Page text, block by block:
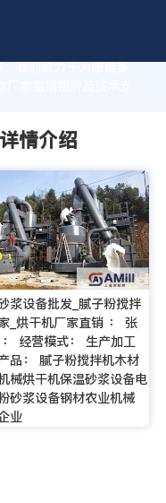
我们致力于为您量身
家直销报价及技术支
情介绍
浆设备批发_腻子粉搅拌
_烘干机厂家直销 ： 张
经营模式： 生产加工
品： 腻子粉搅拌机木材
械烘干机保温砂浆设备电
砂浆设备钢材农业机械
业